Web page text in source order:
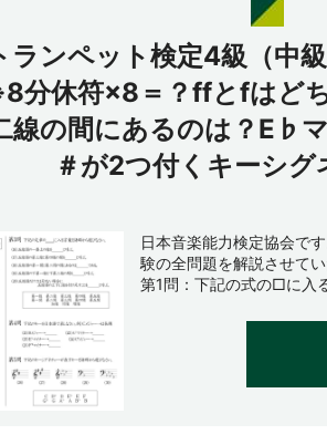
ランペット検定4級（中
分休符×8＝？ffとfはど
線の間にあるのは？E♭
＃が2つ付くキーシグ
日本音楽能力検定協会で
験の全問題を解説させて
第1問：下記の式の□に入